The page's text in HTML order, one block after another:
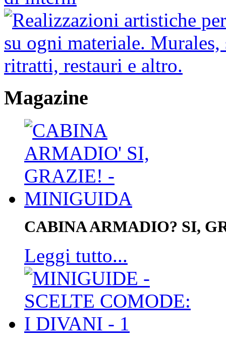
Magazine
CABINA ARMADIO? SI,
Leggi tutto...